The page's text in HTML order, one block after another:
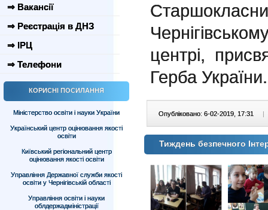
⇒ Вакансії
⇒ Реєстрація в ДНЗ
⇒ ІРЦ
⇒ Телефони
КОРИСНІ ПОСИЛАННЯ
Міністерство освіти і науки України
Український центр оцінювання якості
освіти
Київський регіональний центр
оцінювання якості освіти
Управління Державної служби якості
освіти у Чернігівській області
Управління освіти і науки
облдержадміністрації
центрі,
Герба
Опубліковано: 6-02-2019, 17:31 |
Тиждень безпечного